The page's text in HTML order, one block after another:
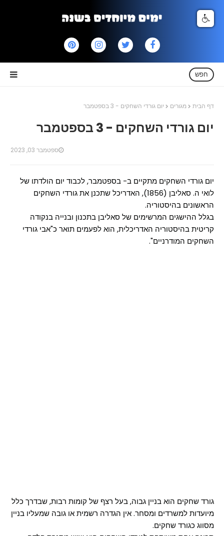
חפש
דף הבית מגורים יום גורדי השחקים - 3 בספטמבר
יום גורדי השחקים - 3 בספטמבר
ספטמבר 03, 2023
יום גורדי השחקים מתקיים ב- בספטמבר, לכבוד יום הולדתו של
לואי ה. סאליבן (1856), האדריכל שתכנן את גורדי השחקים
הראשונים בהיסטוריה.
בגלל ההישגים המרשימים של סאליבן בתכנון ובנייה בנקודה
קריטית בהיסטוריה האדריכלית, הוא לפעמים תואר כ"אבי גורדי
השחקים המודרניים".
גורד שחקים הוא בניין גבוה, בעל רצף של קומות רבות, שבדרך כלל
מיועדות למשרדים ומסחר. אין הגדרה רשמית או גובה שמעליו בניין
מסווג כגורד שחקים.